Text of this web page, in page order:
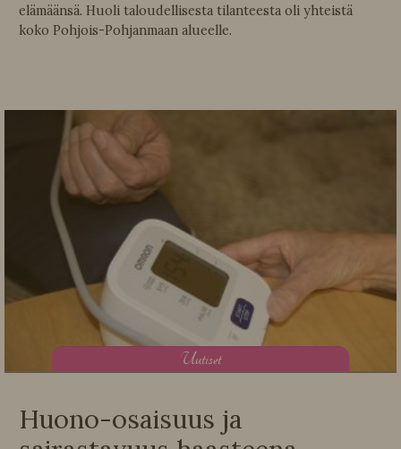
elämäänsä. Huoli taloudellisesta tilanteesta oli yhteistä
koko Pohjois-Pohjanmaan alueelle.
Uutiset
Huono-osaisuus ja